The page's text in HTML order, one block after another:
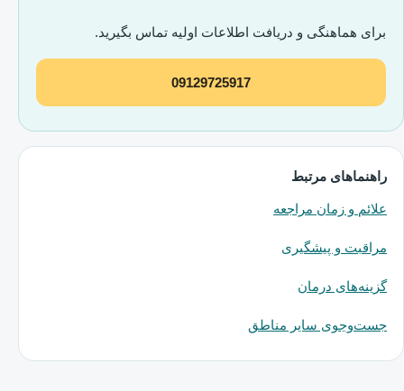
برای هماهنگی و دریافت اطلاعات اولیه تماس بگیرید.
09129725917
راهنماهای مرتبط
علائم و زمان مراجعه
مراقبت و پیشگیری
گزینه‌های درمان
جست‌وجوی سایر مناطق